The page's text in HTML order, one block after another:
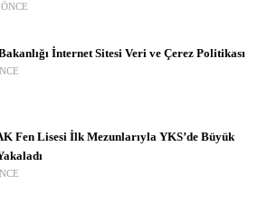
22 SAAT ÖNCE
İnternet Sitesi Veri ve Çerez Politikası
ÖNCE
Fen Lisesi İlk Mezunlarıyla YKS’de Büyük
ÖNCE